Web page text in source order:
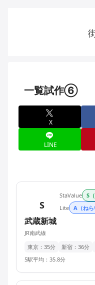
一覧試作⑥
X
LINE
S
StaValue S
Lite A（ねら
武蔵新城
JR南武線
東京：35分 新宿：36分
5駅平均：35.8分